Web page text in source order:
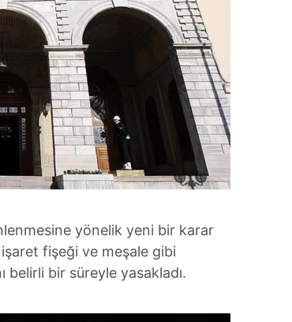
yönelik yeni bir karar
fişeği ve meşale gibi
belirli bir süreyle yasakladı.